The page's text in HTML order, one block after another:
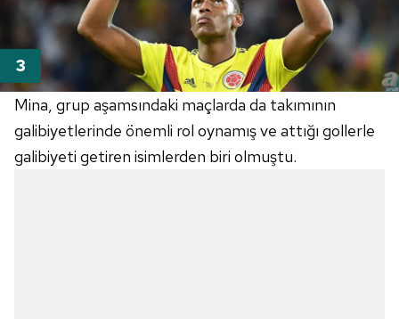
Mina, grup aşamsındaki maçlarda da takımının
galibiyetlerinde önemli rol oynamış ve attığı gollerle
galibiyeti getiren isimlerden biri olmuştu.